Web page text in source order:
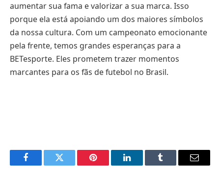
aumentar sua fama e valorizar a sua marca. Isso
porque ela está apoiando um dos maiores símbolos
da nossa cultura. Com um campeonato emocionante
pela frente, temos grandes esperanças para a
BETesporte. Eles prometem trazer momentos
marcantes para os fãs de futebol no Brasil.
FacebookTwitter Pinterest LinkedInTumblr Email